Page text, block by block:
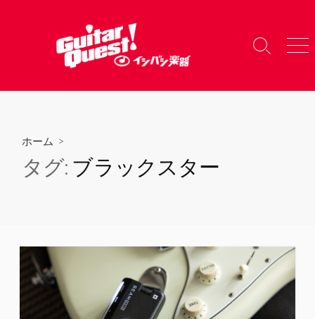
へ
検
り
メ
ー
ホーム >
タグ: ブラックスター